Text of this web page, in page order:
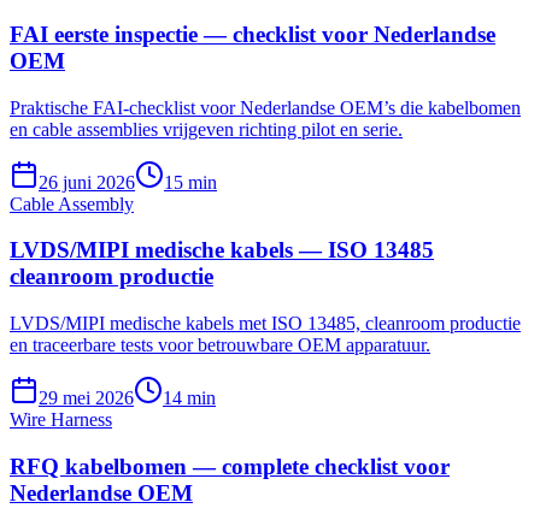
FAI eerste inspectie — checklist voor Nederlandse
OEM
Praktische FAI-checklist voor Nederlandse OEM’s die kabelbomen
en cable assemblies vrijgeven richting pilot en serie.
26 juni 2026
15 min
Cable Assembly
LVDS/MIPI medische kabels — ISO 13485
cleanroom productie
LVDS/MIPI medische kabels met ISO 13485, cleanroom productie
en traceerbare tests voor betrouwbare OEM apparatuur.
29 mei 2026
14 min
Wire Harness
RFQ kabelbomen — complete checklist voor
Nederlandse OEM